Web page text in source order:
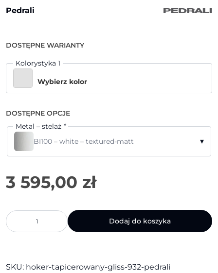
Pedrali
DOSTĘPNE WARIANTY
Kolorystyka 1
Wybierz kolor
DOSTĘPNE OPCJE
Metal – stelaż *
BI100 – white – textured-matt
▾
ilość
Hoker
tapicerowany
|
Dodaj do koszyka
SKU: hoker-tapicerowany-gliss-932-pedrali